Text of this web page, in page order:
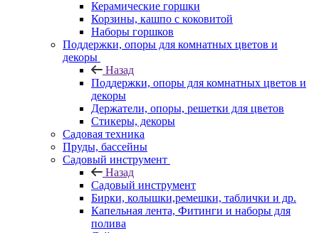
Керамические горшки
Корзины, кашпо с коковитой
Наборы горшков
Поддержки, опоры для комнатных цветов и
декоры
Назад
Поддержки, опоры для комнатных цветов и
декоры
Держатели, опоры, решетки для цветов
Стикеры, декоры
Садовая техника
Пруды, бассейны
Садовый инструмент
Назад
Садовый инструмент
Бирки, колышки,ремешки, таблички и др.
Капельная лента, Фитинги и наборы для
полива